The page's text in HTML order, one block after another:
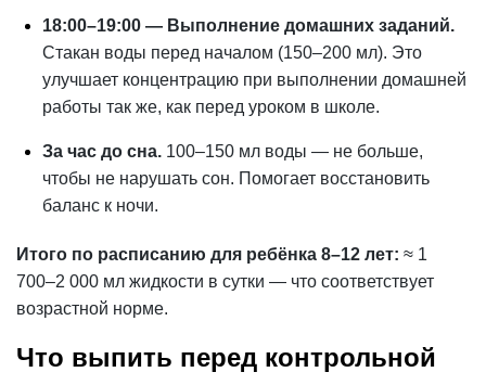
18:00–19:00 — Выполнение домашних заданий.
Стакан воды перед началом (150–200 мл). Это
улучшает концентрацию при выполнении домашней
работы так же, как перед уроком в школе.
За час до сна. 100–150 мл воды — не больше,
чтобы не нарушать сон. Помогает восстановить
баланс к ночи.
Итого по расписанию для ребёнка 8–12 лет: ≈ 1
700–2 000 мл жидкости в сутки — что соответствует
возрастной норме.
Что выпить перед контрольной